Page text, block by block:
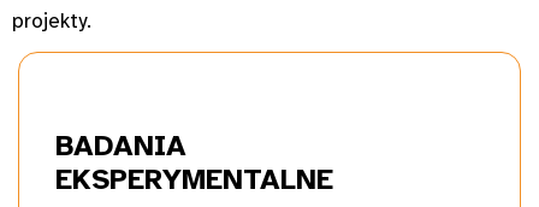
projekty.
BADANIA
EKSPERYMENTALNE